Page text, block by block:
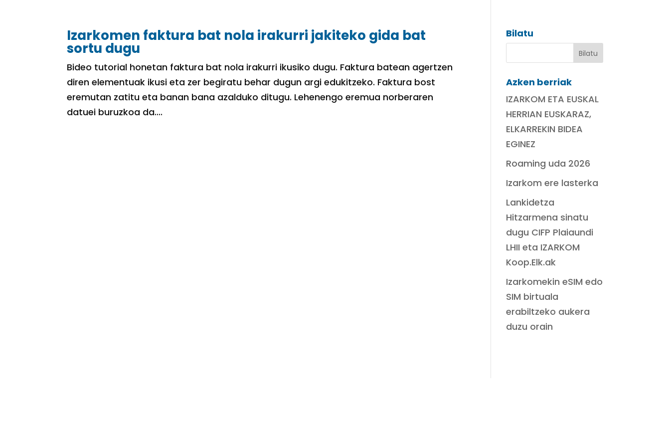
Izarkomen faktura bat nola irakurri jakiteko gida bat
sortu dugu
Bideo tutorial honetan faktura bat nola irakurri ikusiko dugu. Faktura batean agertzen
diren elementuak ikusi eta zer begiratu behar dugun argi edukitzeko. Faktura bost
eremutan zatitu eta banan bana azalduko ditugu. Lehenengo eremua norberaren
datuei buruzkoa da....
Bilatu
Azken berriak
IZARKOM ETA EUSKAL
HERRIAN EUSKARAZ,
ELKARREKIN BIDEA
EGINEZ
Roaming uda 2026
Izarkom ere lasterka
Lankidetza
Hitzarmena sinatu
dugu CIFP Plaiaundi
LHII eta IZARKOM
Koop.Elk.ak
Izarkomekin eSIM edo
SIM birtuala
erabiltzeko aukera
duzu orain